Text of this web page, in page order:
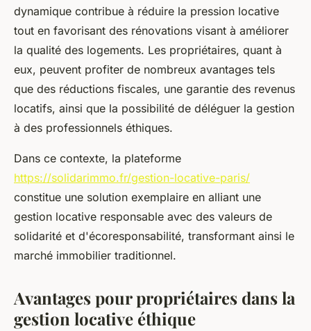
dynamique contribue à réduire la pression locative
tout en favorisant des rénovations visant à améliorer
la qualité des logements. Les propriétaires, quant à
eux, peuvent profiter de nombreux avantages tels
que des réductions fiscales, une garantie des revenus
locatifs, ainsi que la possibilité de déléguer la gestion
à des professionnels éthiques.
Dans ce contexte, la plateforme
https://solidarimmo.fr/gestion-locative-paris/
constitue une solution exemplaire en alliant une
gestion locative responsable avec des valeurs de
solidarité et d'écoresponsabilité, transformant ainsi le
marché immobilier traditionnel.
Avantages pour propriétaires dans la
gestion locative éthique